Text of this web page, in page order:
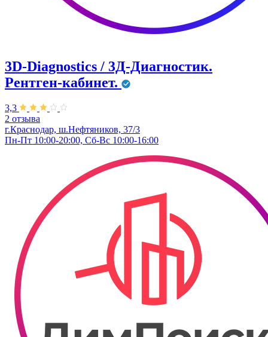
3D-Diagnostics / 3Д-Диагностик.
Рентген-кабинет.
3,3
2 отзыва
г.Краснодар, ш.Нефтяников, 37/3
Пн-Пт 10:00-20:00, Сб-Вс 10:00-16:00